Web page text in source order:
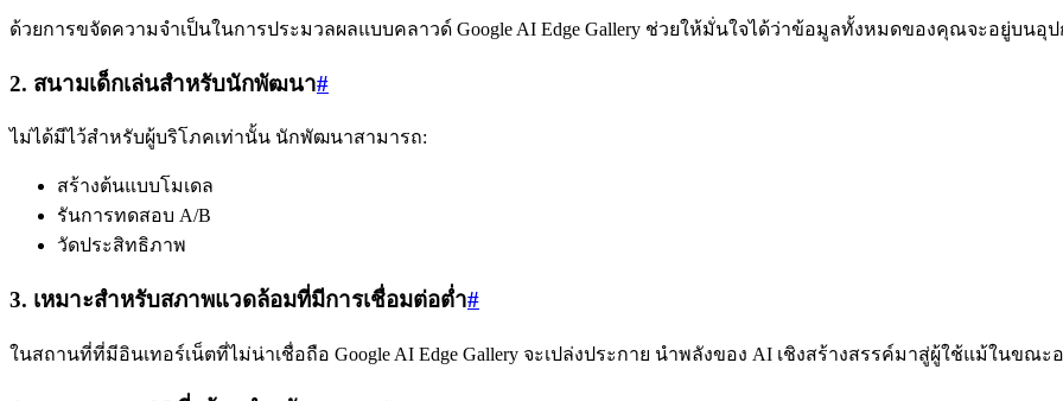
ด้วยการขจัดความจำเป็นในการประมวลผลแบบคลาวด์ Google AI Edge Gallery ช่วยให้มั่นใจได้ว่าข้อมูลทั้งหมดของคุณจะอยู่บน
2. สนามเด็กเล่นสำหรับนักพัฒนา#
ไม่ได้มีไว้สำหรับผู้บริโภคเท่านั้น นักพัฒนาสามารถ:
สร้างต้นแบบโมเดล
รันการทดสอบ A/B
วัดประสิทธิภาพ
3. เหมาะสำหรับสภาพแวดล้อมที่มีการเชื่อมต่อต่ำ#
ในสถานที่ที่มีอินเทอร์เน็ตที่ไม่น่าเชื่อถือ Google AI Edge Gallery จะเปล่งประกาย นำพลังของ AI เชิงสร้างสรรค์มาสู่ผู้ใช้แม้ในขณะ